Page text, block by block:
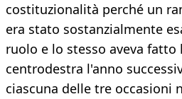
costituzionalità perché un
era stato sostanzialmente
ruolo e lo stesso aveva fatto
centrodestra l'anno
ciascuna delle tre occasioni